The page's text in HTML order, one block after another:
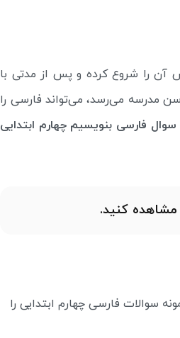
آن را شروع کرده و پس از مدتی با
مدرسه می‌رسد، می‌تواند فارسی را
سوال فارسی بنویسیم چهارم ابتدایی
مشاهده کنید.
سوالات فارسی چهارم ابتدایی را